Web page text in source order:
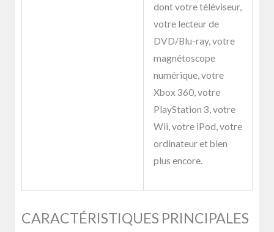
dont votre téléviseur,
votre lecteur de
DVD/Blu-ray, votre
magnétoscope
numérique, votre
Xbox 360, votre
PlayStation 3, votre
Wii, votre iPod, votre
ordinateur et bien
plus encore.
CARACTÉRISTIQUES PRINCIPALES